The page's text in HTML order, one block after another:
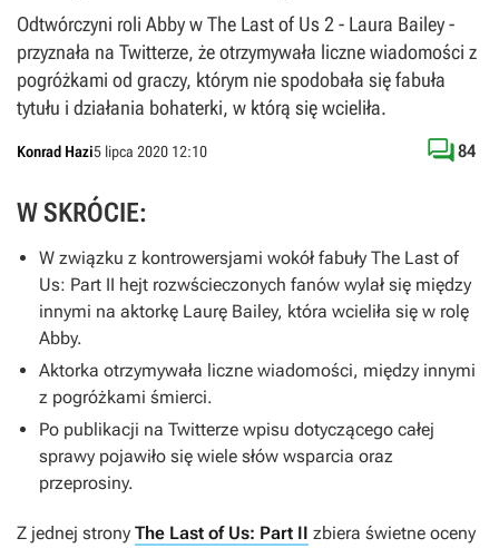
Odtwórczyni roli Abby w The Last of Us 2 - Laura Bailey -
przyznała na Twitterze, że otrzymywała liczne wiadomości z
pogróżkami od graczy, którym nie spodobała się fabuła
tytułu i działania bohaterki, w którą się wcieliła.
Konrad Hazi5 lipca 2020 12:10 84
W SKRÓCIE:
W związku z kontrowersjami wokół fabuły The Last of
Us: Part II hejt rozwścieczonych fanów wylał się między
innymi na aktorkę Laurę Bailey, która wcieliła się w rolę
Abby.
Aktorka otrzymywała liczne wiadomości, między innymi
z pogróżkami śmierci.
Po publikacji na Twitterze wpisu dotyczącego całej
sprawy pojawiło się wiele słów wsparcia oraz
przeprosiny.
Z jednej strony The Last of Us: Part II zbiera świetne oceny